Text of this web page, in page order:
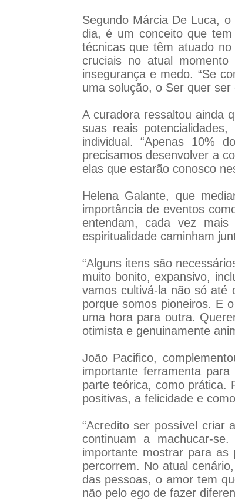
Segundo Márcia De Luca,
dia, é um conceito que
técnicas que têm atuado
cruciais no atual
insegurança e medo. “Se
uma solução, o Ser quer ser
A curadora ressaltou ainda
suas reais
individual. “Apenas 10%
precisamos desenvolver a
elas que estarão conosco
Helena Galante, que
importância de eventos
entendam, cada vez
espiritualidade caminham
“Alguns itens são
muito bonito, expansivo,
vamos cultivá-la não só até
porque somos pioneiros. E
uma hora para outra.
otimista e genuinamente
João Pacifico,
importante ferramenta
parte teórica, como prática.
positivas, a felicidade e
“Acredito ser possível criar
continuam a machucar-
importante mostrar para as
percorrem. No atual
das pessoas, o amor tem
não pelo ego de fazer